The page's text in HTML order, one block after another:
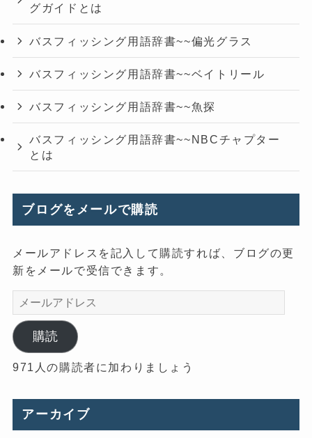
グガイドとは
バスフィッシング用語辞書~~偏光グラス
バスフィッシング用語辞書~~ベイトリール
バスフィッシング用語辞書~~魚探
バスフィッシング用語辞書~~NBCチャプター
とは
ブログをメールで購読
メールアドレスを記入して購読すれば、ブログの更
新をメールで受信できます。
メ
ー
ル
ア
ド
ス
購読
971人の購読者に加わりましょう
アーカイブ